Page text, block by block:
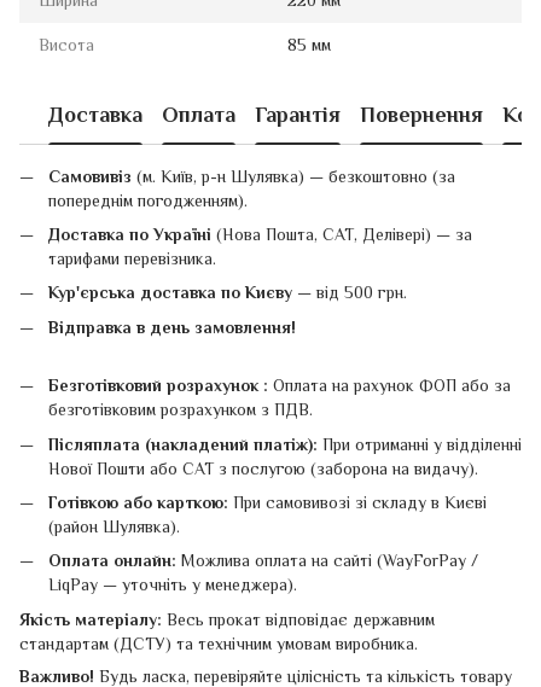
Висота 85 мм
Доставка Оплата Гарантія Повернення
Самовивіз (м. Київ, р-н Шулявка) — безкоштовно (за
попереднім погодженням).
Доставка по Україні (Нова Пошта, САТ, Делівері) — за
тарифами перевізника.
Кур'єрська доставка по Києву — від 500 грн.
Відправка в день замовлення!
Безготівковий розрахунок : Оплата на рахунок ФОП або за
безготівковим розрахунком з ПДВ.
Післяплата (накладений платіж): При отриманні у відділенні
Нової Пошти або САТ з послугою (заборона на видачу).
Готівкою або карткою: При самовивозі зі складу в Києві
(район Шулявка).
Оплата онлайн: Можлива оплата на сайті (WayForPay /
LiqPay — уточніть у менеджера).
Якість матеріалу: Весь прокат відповідає державним
стандартам (ДСТУ) та технічним умовам виробника.
Важливо! Будь ласка, перевіряйте цілісність та кількість товару